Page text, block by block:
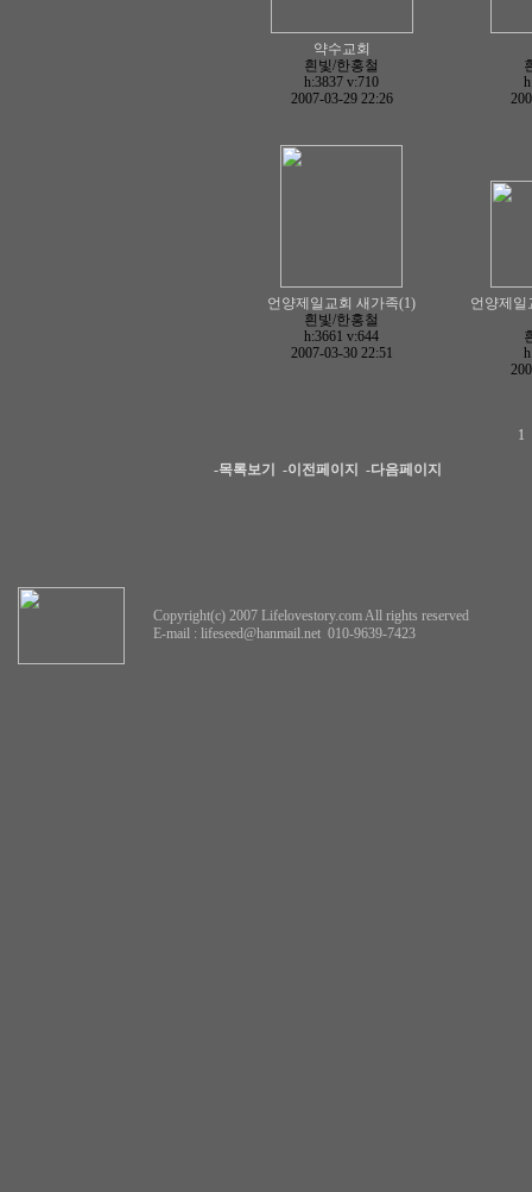
약수교회
흰빛/한홍철
h:3837 v:710
2007-03-29 22:26
언양제일교회 새가족(1)
흰빛/한홍철
h:3661 v:644
2007-03-30 22:51
언양제일
1
-목록보기 -이전페이지 -다음페이지
Copyright(c) 2007 Lifelovestory.com All rights reserved
E-mail : lifeseed@hanmail.net 010-9639-7423